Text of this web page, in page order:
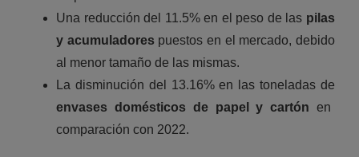
Una reducción del 11.5% en el peso de las pilas
y acumuladores puestos en el mercado, debido
al menor tamaño de las mismas.
La disminución del 13.16% en las toneladas de
envases domésticos de papel y cartón en
comparación con 2022.